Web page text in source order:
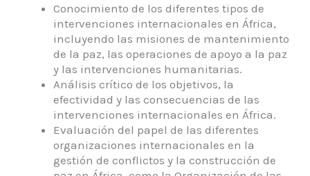
Conocimiento de los diferentes tipos de
intervenciones internacionales en África,
incluyendo las misiones de mantenimiento
de la paz, las operaciones de apoyo a la paz
y las intervenciones humanitarias.
Análisis crítico de los objetivos, la
efectividad y las consecuencias de las
intervenciones internacionales en África.
Evaluación del papel de las diferentes
organizaciones internacionales en la
gestión de conflictos y la construcción de